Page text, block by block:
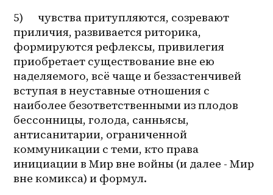
5)      чувства притупляются, созревают
приличия, развивается риторика,
формируются рефлексы, привилегия
приобретает существование вне ею
наделяемого, всё чаще и беззастенчивей
вступая в неуставные отношения с
наиболее безответственными из плодов
бессонницы, голода, санньясы,
антисанитарии, ограниченной
коммуникации с теми, кто права
инициации в Мир вне войны (и далее - Мир
вне комикса) и формул.